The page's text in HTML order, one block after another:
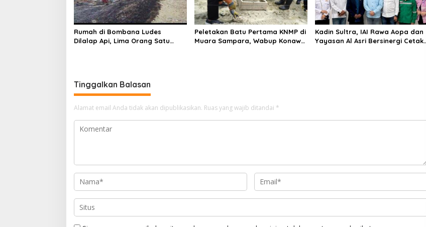
Rumah di Bombana Ludes
Dilalap Api, Lima Orang Satu
Peletakan Batu Pertama KNMP di
Muara Sampara, Wabup Konawe
Kadin Sultra, IAI Rawa Aopa dan
Yayasan Al Asri Bersinergi Cetak
Tinggalkan Balasan
Alamat email Anda tidak akan dipublikasikan. Ruas yang wajib ditandai *